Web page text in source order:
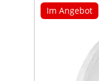
Im Angebot